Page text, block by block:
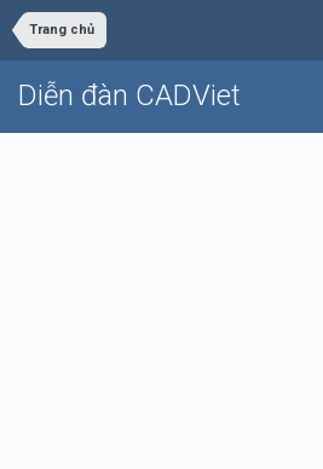
Trang chủ
Diễn đàn CADViet